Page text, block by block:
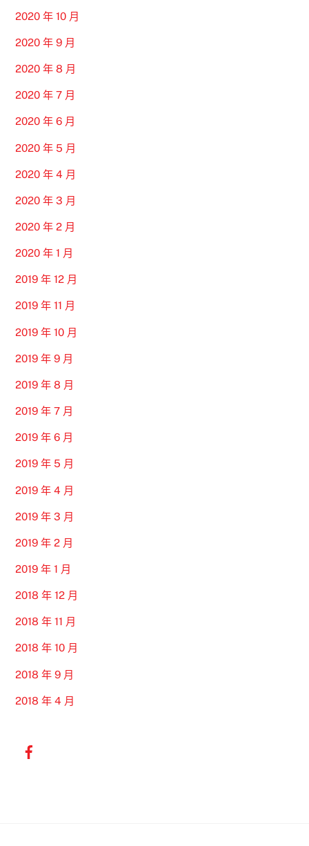
2020 年 10 月
2020 年 9 月
2020 年 8 月
2020 年 7 月
2020 年 6 月
2020 年 5 月
2020 年 4 月
2020 年 3 月
2020 年 2 月
2020 年 1 月
2019 年 12 月
2019 年 11 月
2019 年 10 月
2019 年 9 月
2019 年 8 月
2019 年 7 月
2019 年 6 月
2019 年 5 月
2019 年 4 月
2019 年 3 月
2019 年 2 月
2019 年 1 月
2018 年 12 月
2018 年 11 月
2018 年 10 月
2018 年 9 月
2018 年 4 月